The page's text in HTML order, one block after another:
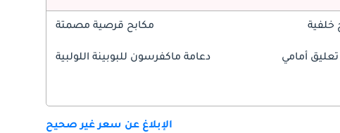
خلفية مكابح قرصية مصمتة
أمامي دعامة ماكفرسون للبوبينة اللولبية
الإبلاغ عن سعر غير صحيح